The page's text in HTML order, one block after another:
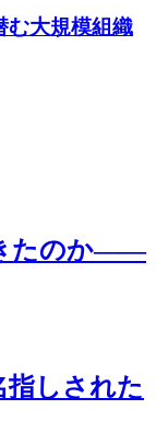
む大規模組織
たのか――
指しされた